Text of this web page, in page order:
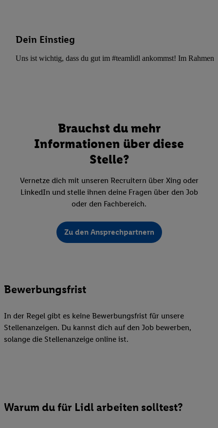
Dein Einstieg
Uns ist wichtig, dass du gut im #teamlidl ankommst! Im Rahmen
Brauchst du mehr
Informationen über diese
Stelle?
Vernetze dich mit unseren Recruitern über Xing oder
LinkedIn und stelle ihnen deine Fragen über den Job
oder den Fachbereich.
Zu den Ansprechpartnern
Bewerbungsfrist
In der Regel gibt es keine Bewerbungsfrist für unsere
Stellenanzeigen. Du kannst dich auf den Job bewerben,
solange die Stellenanzeige online ist.
Warum du für Lidl arbeiten solltest?